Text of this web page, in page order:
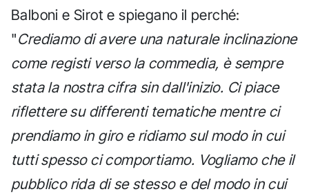
Balboni e Sirot e spiegano il perché:
"Crediamo di avere una naturale inclinazione
come registi verso la commedia, è sempre
stata la nostra cifra sin dall'inizio. Ci piace
riflettere su differenti tematiche mentre ci
prendiamo in giro e ridiamo sul modo in cui
tutti spesso ci comportiamo. Vogliamo che il
pubblico rida di se stesso e del modo in cui